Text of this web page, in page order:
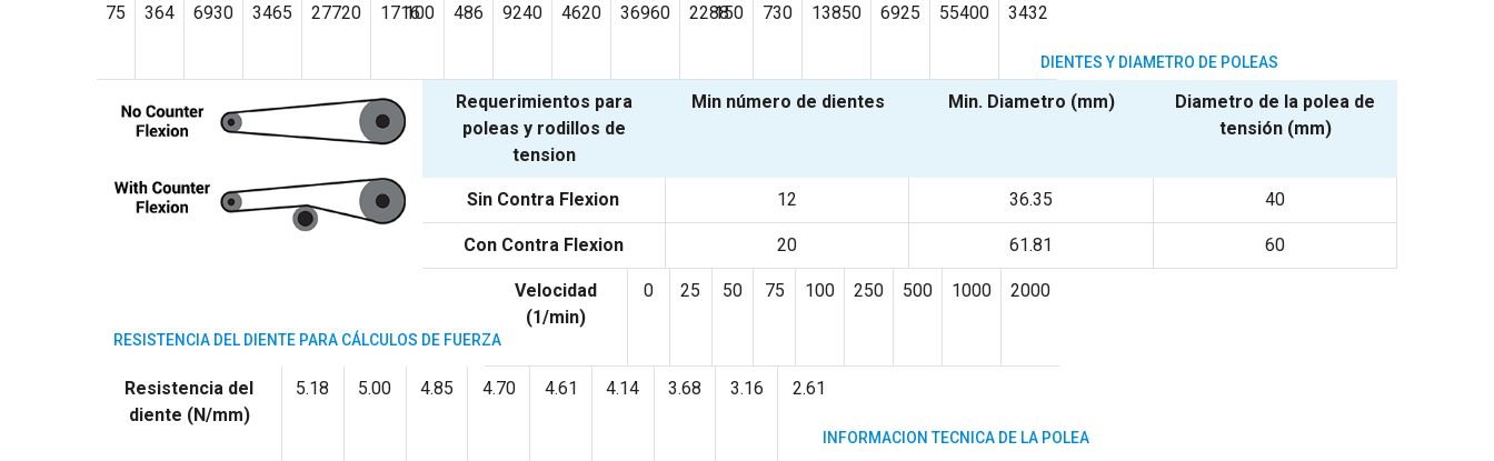
75 364 6930 3465 27720 1716100 486 9240 4620 36960 2288150 730 13850 6925 55400 3432
DIENTES Y DIAMETRO DE POLEAS
Requerimientos para
poleas y rodillos de
tension
Min número de dientes Min. Diametro (mm)
Diametro de la polea de
tensión (mm)
Sin Contra Flexion 12 36.35 40
Con Contra Flexion 20 61.81 60
RESISTENCIA DEL DIENTE PARA CÁLCULOS DE FUERZA
Velocidad
(1/min)
0 25 50 75 100 250 500 1000 2000
Resistencia del
diente (N/mm)
5.18 5.00 4.85 4.70 4.61 4.14 3.68 3.16 2.61
INFORMACION TECNICA DE LA POLEA